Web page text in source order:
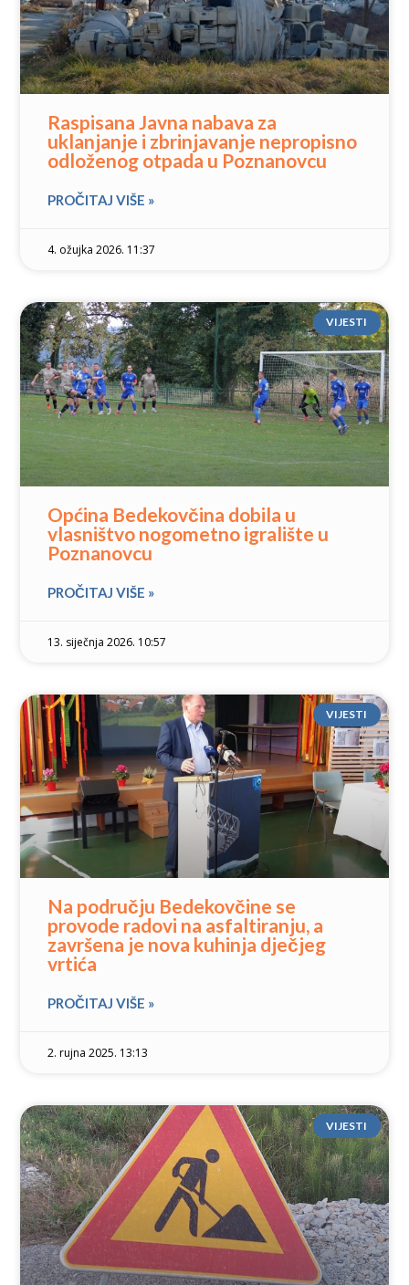
Raspisana Javna nabava za
uklanjanje i zbrinjavanje nepropisno
odloženog otpada u Poznanovcu
PROČITAJ VIŠE »
4. ožujka 2026. 11:37
VIJESTI
Općina Bedekovčina dobila u
vlasništvo nogometno igralište u
Poznanovcu
PROČITAJ VIŠE »
13. siječnja 2026. 10:57
VIJESTI
Na području Bedekovčine se
provode radovi na asfaltiranju, a
završena je nova kuhinja dječjeg
vrtića
PROČITAJ VIŠE »
2. rujna 2025. 13:13
VIJESTI